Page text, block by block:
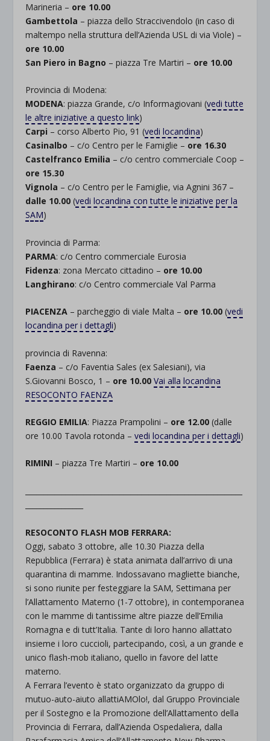
Marineria – ore 10.00
Gambettola – piazza dello Straccivendolo (in caso di
maltempo nella struttura dell’Azienda USL di via Viole) –
ore 10.00
San Piero in Bagno – piazza Tre Martiri – ore 10.00
Provincia di Modena:
MODENA: piazza Grande, c/o Informagiovani (vedi tutte
le altre iniziative a questo link)
Carpi – corso Alberto Pio, 91 (vedi locandina)
Casinalbo – c/o Centro per le Famiglie – ore 16.30
Castelfranco Emilia – c/o centro commerciale Coop –
ore 15.30
Vignola – c/o Centro per le Famiglie, via Agnini 367 –
dalle 10.00(vedi locandina con tutte le iniziative per la
SAM)
Provincia di Parma:
PARMA: c/o Centro commerciale Eurosia
Fidenza: zona Mercato cittadino – ore 10.00
Langhirano: c/o Centro commerciale Val Parma
PIACENZA – parcheggio di viale Malta – ore 10.00 (vedi
locandina per i dettagli)
provincia di Ravenna:
Faenza – c/o Faventia Sales (ex Salesiani), via
S.Giovanni Bosco, 1 – ore 10.00 Vai alla locandina
RESOCONTO FAENZA
REGGIO EMILIA: Piazza Prampolini – ore 12.00 (dalle
ore 10.00 Tavola rotonda –vedi locandina per i dettagli)
RIMINI – piazza Tre Martiri – ore 10.00
RESOCONTO FLASH MOB FERRARA:
Oggi, sabato 3 ottobre, alle 10.30 Piazza della
Repubblica (Ferrara) è stata animata dall’arrivo di una
quarantina di mamme. Indossavano magliette bianche,
si sono riunite per festeggiare la SAM, Settimana per
l’Allattamento Materno (1-7 ottobre), in contemporanea
con le mamme di tantissime altre piazze dell’Emilia
Romagna e di tutt’Italia. Tante di loro hanno allattato
insieme i loro cuccioli, partecipando, così, a un grande e
unico flash-mob italiano, quello in favore del latte
materno.
A Ferrara l’evento è stato organizzato da gruppo di
mutuo-auto-aiuto allattiAMOlo!, dal Gruppo Provinciale
per il Sostegno e la Promozione dell’Allattamento della
Provincia di Ferrara, dall’Azienda Ospedaliera, dalla